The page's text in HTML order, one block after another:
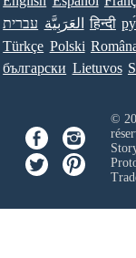
עברית العَرَبِيَّة हिन्दी
Türkçe Polski
български Lietuvos
©